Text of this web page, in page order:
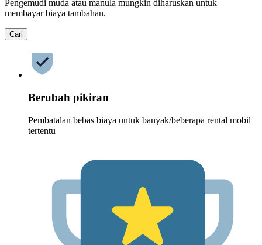
Pengemudi muda atau manula mungkin diharuskan untuk
membayar biaya tambahan.
Cari
Berubah pikiran
Pembatalan bebas biaya untuk banyak/beberapa rental mobil
tertentu